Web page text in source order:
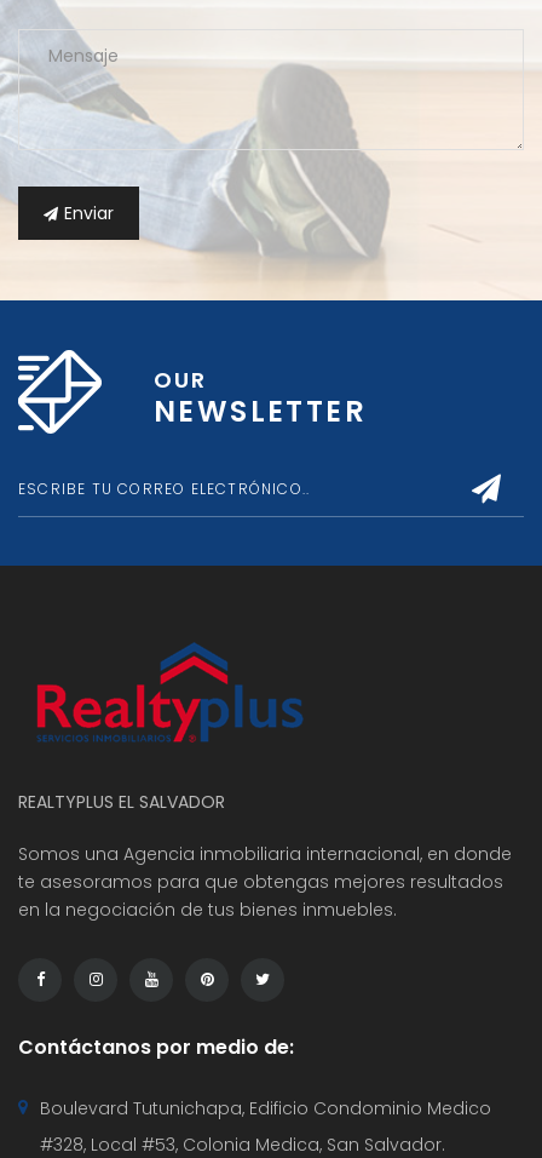
Enviar
OUR
NEWSLETTER
REALTYPLUS EL SALVADOR
Somos una Agencia inmobiliaria internacional, en donde
te asesoramos para que obtengas mejores resultados
en la negociación de tus bienes inmuebles.
Contáctanos por medio de:
Boulevard Tutunichapa, Edificio Condominio Medico
#328, Local #53, Colonia Medica, San Salvador.